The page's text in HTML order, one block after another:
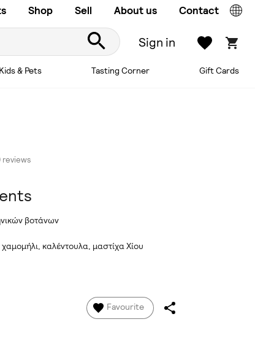
Shop Sell About us Contact
Sign in
Kids & Pets Tasting Corner Gift Cards
reviews
βοτάνων
καλέντουλα, μαστίχα Χίου
Favourite